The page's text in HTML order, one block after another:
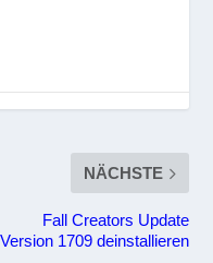
NÄCHSTE
Fall Creators Update
Version 1709 deinstallieren